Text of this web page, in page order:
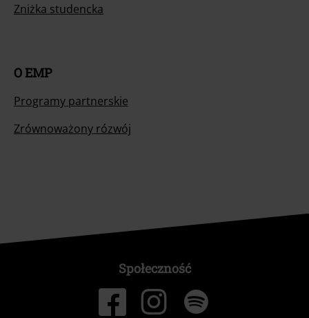
Zniżka studencka
O EMP
Programy partnerskie
Zrównoważony rózwój
Społeczność